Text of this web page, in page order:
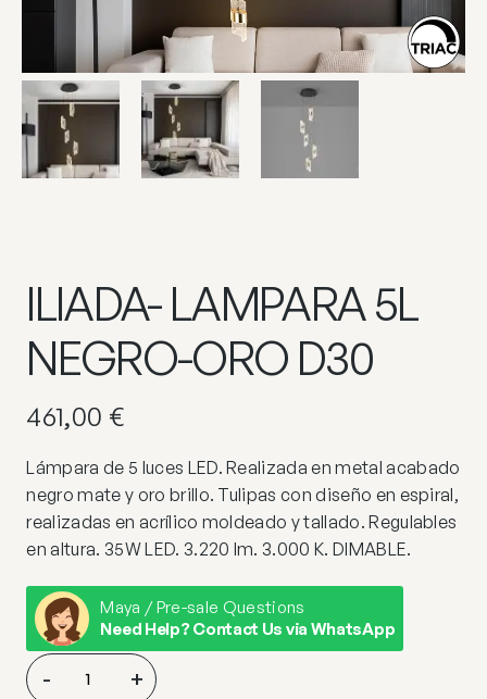
ILIADA- LAMPARA 5L
NEGRO-ORO D30
461,00 €
Lámpara de 5 luces LED. Realizada en metal acabado
negro mate y oro brillo. Tulipas con diseño en espiral,
realizadas en acrílico moldeado y tallado. Regulables
en altura. 35W LED. 3.220 lm. 3.000 K. DIMABLE.
Maya / Pre-sale Questions
Need Help? Contact Us via WhatsApp
ILIADA-
LAMPARA
- +